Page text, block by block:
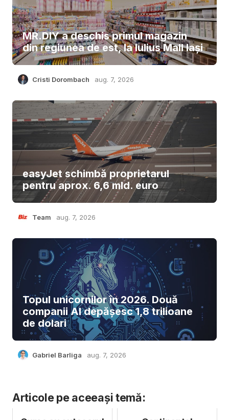
MR.DIY a deschis primul magazin
din regiunea de est, la Iulius Mall Iași
Cristi Dorombach aug. 7, 2026
easyJet schimbă proprietarul
pentru aprox. 6,6 mld. euro
Team aug. 7, 2026
Topul unicornilor în 2026. Două
companii AI depășesc 1,8 trilioane
de dolari
Gabriel Barliga aug. 7, 2026
Articole pe aceeași temă: